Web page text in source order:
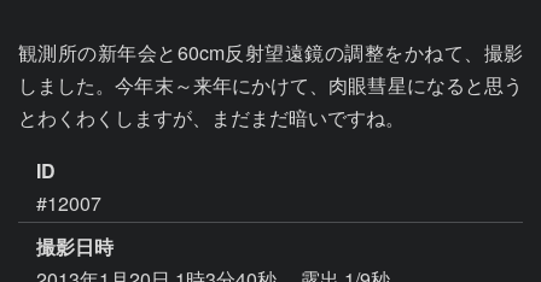
観測所の新年会と60cm反射望遠鏡の調整をかねて、撮影
しました。今年末～来年にかけて、肉眼彗星になると思う
とわくわくしますが、まだまだ暗いですね。
ID
#12007
撮影日時